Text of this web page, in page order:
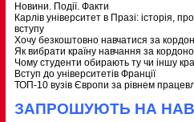
Новини. Події. Факти
Карлів університет в Празі: історія,
вступу
Хочу безкоштовно навчатися за
Як вибрати країну навчання за
Чому студенти обирають ту чи іншу
Вступ до університетів Франції
ТОП-10 вузів Європи за рівнем
ЗАПРОШУЮТЬ НА